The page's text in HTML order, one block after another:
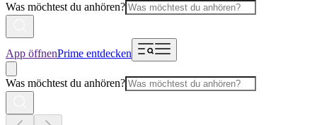
Was möchtest du anhören?
App öffnenPrime entdecken
Was möchtest du anhören?